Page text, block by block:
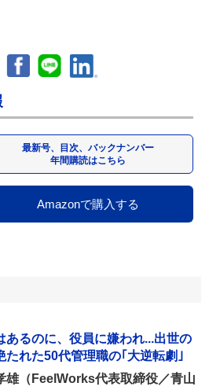
最新号、目次、バックナンバー
年間購読はこちら
Amazonで購入する
あるのに、役員に嫌われ...出世の
たれた50代管理職の｢大逆転劇｣
雄（FeelWorks代表取締役／青山